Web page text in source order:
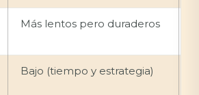
Más lentos pero duraderos
Bajo (tiempo y estrategia)